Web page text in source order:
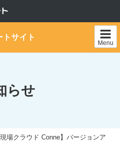
トサイト
Menu
らせ
現場クラウド Conne】バージョンア